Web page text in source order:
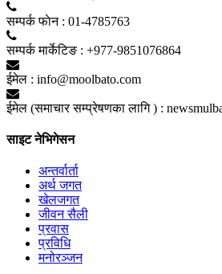
सम्पर्क फाेन : 01-4785763
सम्पर्क मार्केटिङ : +977-9851076864
ईमेल : info@moolbato.com
ईमेल (समाचार सम्प्रेषणका लागि ) :
साइट नेभिगेसन
अन्तर्वार्ता
अर्थ जगत
खेलजगत
जीवन सैली
प्रवास
प्रविधि
मनोरञ्जन